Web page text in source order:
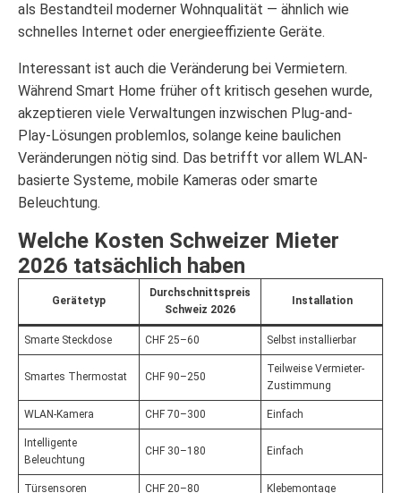
als Bestandteil moderner Wohnqualität — ähnlich wie
schnelles Internet oder energieeffiziente Geräte.
Interessant ist auch die Veränderung bei Vermietern.
Während Smart Home früher oft kritisch gesehen wurde,
akzeptieren viele Verwaltungen inzwischen Plug-and-
Play-Lösungen problemlos, solange keine baulichen
Veränderungen nötig sind. Das betrifft vor allem WLAN-
basierte Systeme, mobile Kameras oder smarte
Beleuchtung.
Welche Kosten Schweizer Mieter
2026 tatsächlich haben
Gerätetyp
Durchschnittspreis
Schweiz 2026
Installation
Smarte Steckdose CHF 25–60 Selbst installierbar
Smartes Thermostat CHF 90–250
Teilweise Vermieter-
Zustimmung
WLAN-Kamera CHF 70–300 Einfach
Intelligente
Beleuchtung
CHF 30–180 Einfach
Türsensoren CHF 20–80 Klebemontage